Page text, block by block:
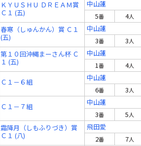
ＫＹＵＳＨＵ ＤＲＥＡＭ賞
Ｃ１ (五)
中山蓮
5番 4人
春寒（しゅんかん）賞 Ｃ１
(五)
中山蓮
3番 3人
第１０回沖縄まーさん杯 Ｃ
１ (五)
中山蓮
1番 4人
Ｃ１－６組
中山蓮
6番 3人
Ｃ１－７組
中山蓮
3番 5人
霜降月（しもふりづき）賞
Ｃ１ (八)
飛田愛
2番 7人